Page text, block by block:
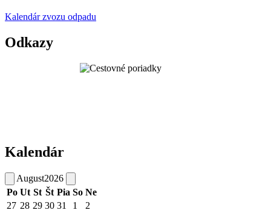
Kalendár zvozu odpadu
Odkazy
Kalendár
August2026
Po Ut St Št Pia So Ne
27 28 29 30 31 1
2